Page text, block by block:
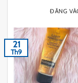
ĐĂNG
21
Th9